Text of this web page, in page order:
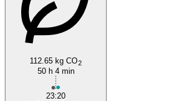
112.65 kg CO2
50 h 4 min
23:20